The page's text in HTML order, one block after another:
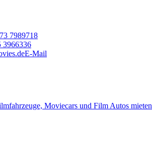
7989718
3966336
E-Mail
– Filmautos,